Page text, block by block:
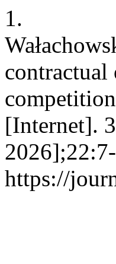
1.
[Internet].
https://